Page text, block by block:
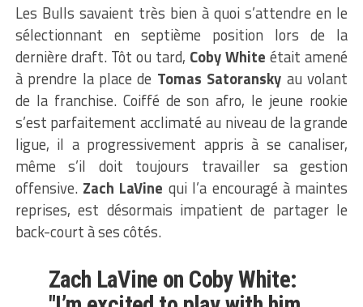
Les Bulls savaient très bien à quoi s’attendre en le
sélectionnant en septième position lors de la
dernière draft. Tôt ou tard, Coby White était amené
à prendre la place de Tomas Satoransky au volant
de la franchise. Coiffé de son afro, le jeune rookie
s’est parfaitement acclimaté au niveau de la grande
ligue, il a progressivement appris à se canaliser,
même s’il doit toujours travailler sa gestion
offensive. Zach LaVine qui l’a encouragé à maintes
reprises, est désormais impatient de partager le
back-court à ses côtés.
Zach LaVine on Coby White: